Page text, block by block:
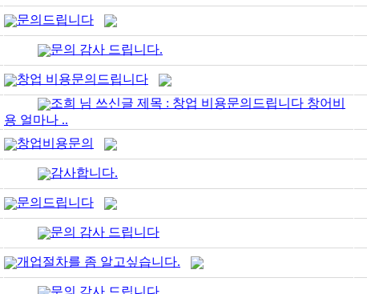
문의드립니다
문의 감사 드립니다.
창업 비용문의드립니다
조희 님 쓰신글 제목 : 창업 비용문의드립니다 창어비
용 얼마나 ..
창업비용문의
감사합니다.
문의드립니다
문의 감사 드립니다
개업절차를 좀 알고싶습니다.
문의 감사 드립니다.